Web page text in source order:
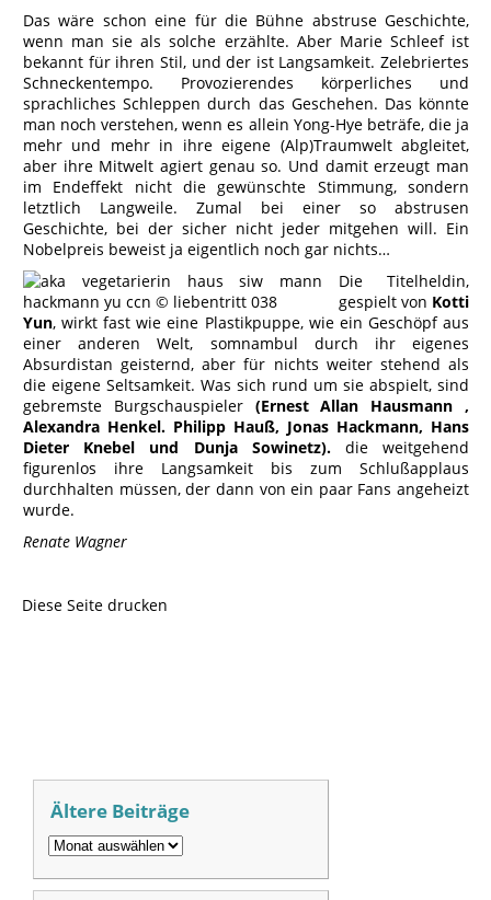
Das wäre schon eine für die Bühne abstruse Geschichte,
wenn man sie als solche erzählte. Aber Marie Schleef ist
bekannt für ihren Stil, und der ist Langsamkeit. Zelebriertes
Schneckentempo. Provozierendes körperliches und
sprachliches Schleppen durch das Geschehen. Das könnte
man noch verstehen, wenn es allein Yong-Hye beträfe, die ja
mehr und mehr in ihre eigene (Alp)Traumwelt abgleitet,
aber ihre Mitwelt agiert genau so. Und damit erzeugt man
im Endeffekt nicht die gewünschte Stimmung, sondern
letztlich Langweile. Zumal bei einer so abstrusen
Geschichte, bei der sicher nicht jeder mitgehen will. Ein
Nobelpreis beweist ja eigentlich noch gar nichts…
Die Titelheldin,
gespielt von Kotti
Yun, wirkt fast wie eine Plastikpuppe, wie ein Geschöpf aus
einer anderen Welt, somnambul durch ihr eigenes
Absurdistan geisternd, aber für nichts weiter stehend als
die eigene Seltsamkeit. Was sich rund um sie abspielt, sind
gebremste Burgschauspieler(Ernest Allan Hausmann ,
Alexandra Henkel. Philipp Hauß, Jonas Hackmann, Hans
Dieter Knebel und Dunja Sowinetz). die weitgehend
figurenlos ihre Langsamkeit bis zum Schlußapplaus
durchhalten müssen, der dann von ein paar Fans angeheizt
wurde.
Renate Wagner
Diese Seite drucken
Ältere Beiträge